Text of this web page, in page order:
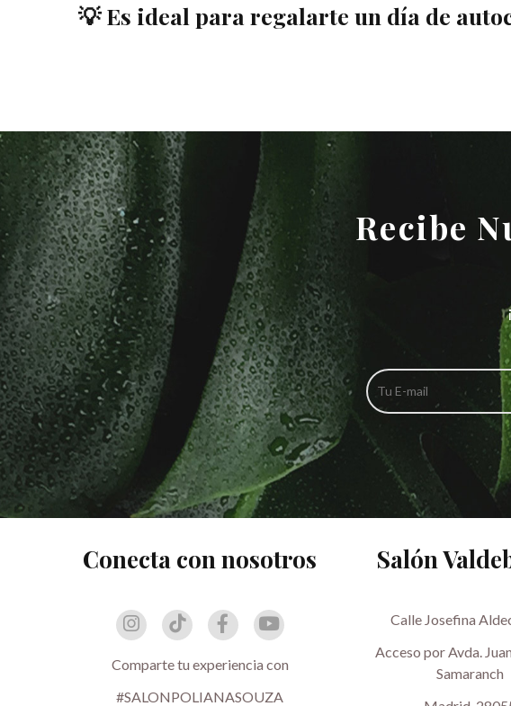
💡 Es ideal para regalarte un día de
Recibe
Conecta con nosotros
Comparte tu experiencia con
#SALONPOLIANASOUZA
Salón
Calle Josefina
Acceso por Avda.
Samaranch